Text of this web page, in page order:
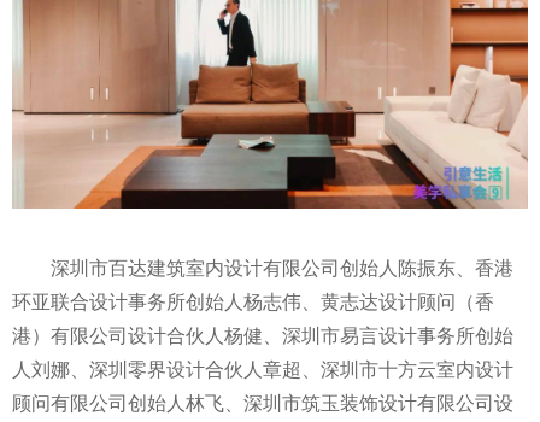
深圳市百达建筑室内设计有限公司创始人陈振东、香港
环亚联合设计事务所创始人杨志伟、黄志达设计顾问（香
港）有限公司设计合伙人杨健、深圳市易言设计事务所创始
人刘娜、深圳零界设计合伙人章超、深圳市十方云室内设计
顾问有限公司创始人林飞、深圳市筑玉装饰设计有限公司设